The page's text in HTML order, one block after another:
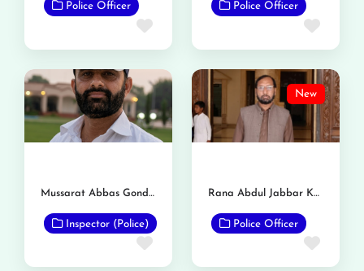
Police Officer
Favorite
Police Officer
Mussarat Abbas Gondal (Nihal Ka)
Inspector (Police)
Favorite
New
Rana Abdul Jabbar Khan
Police Officer